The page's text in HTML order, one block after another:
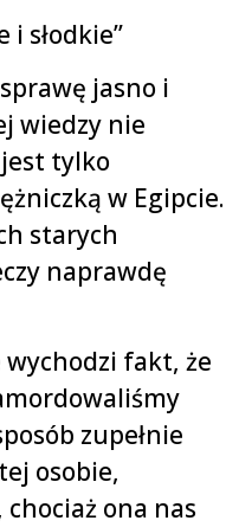
i słodkie”
jasno i
wiedzy nie
jest tylko
w Egipcie.
starych
naprawdę
wychodzi fakt, że
zupełnie
osobie,
ona nas